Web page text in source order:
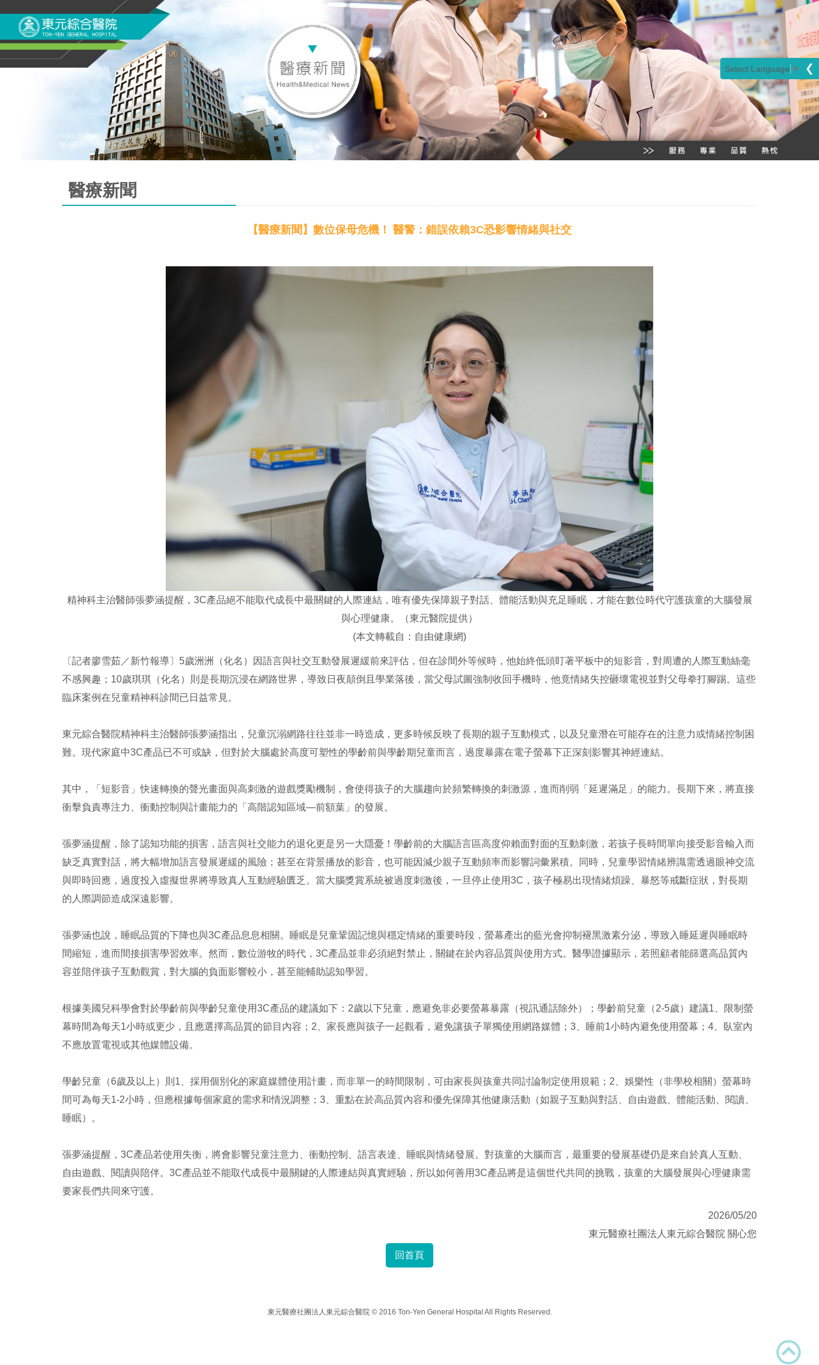
Select Language ▼ ❮
醫療新聞
【醫療新聞】數位保母危機！ 醫警：錯誤依賴3C恐影響情緒與社交
精神科主治醫師張夢涵提醒，3C產品絕不能取代成長中最關鍵的人際連結，唯有優先保障親子對話、體能活動與充足睡眠，才能在數位時代守護孩童的大腦發展
與心理健康。（東元醫院提供）
(本文轉載自： 自由健康網)
〔記者廖雪茹／新竹報導〕5歲洲洲（化名）因語言與社交互動發展遲緩前來評估，但在診間外等候時，他始終低頭盯著平板中的短影音，對周遭的人際互動絲毫
不感興趣；10歲琪琪（化名）則是長期沉浸在網路世界，導致日夜顛倒且學業落後，當父母試圖強制收回手機時，他竟情緒失控砸壞電視並對父母拳打腳踢。這些
臨床案例在兒童精神科診間已日益常見。
東元綜合醫院精神科主治醫師張夢涵指出，兒童沉溺網路往往並非一時造成，更多時候反映了長期的親子互動模式，以及兒童潛在可能存在的注意力或情緒控制困
難。現代家庭中3C產品已不可或缺，但對於大腦處於高度可塑性的學齡前與學齡期兒童而言，過度暴露在電子螢幕下正深刻影響其神經連結。
其中，「短影音」快速轉換的聲光畫面與高刺激的遊戲獎勵機制，會使得孩子的大腦趨向於頻繁轉換的刺激源，進而削弱「延遲滿足」的能力。長期下來，將直接
衝擊負責專注力、衝動控制與計畫能力的「高階認知區域—前額葉」的發展。
張夢涵提醒，除了認知功能的損害，語言與社交能力的退化更是另一大隱憂！學齡前的大腦語言區高度仰賴面對面的互動刺激，若孩子長時間單向接受影音輸入而
缺乏真實對話，將大幅增加語言發展遲緩的風險；甚至在背景播放的影音，也可能因減少親子互動頻率而影響詞彙累積。同時，兒童學習情緒辨識需透過眼神交流
與即時回應，過度投入虛擬世界將導致真人互動經驗匱乏。當大腦獎賞系統被過度刺激後，一旦停止使用3C，孩子極易出現情緒煩躁、暴怒等戒斷症狀，對長期
的人際調節造成深遠影響。
張夢涵也說，睡眠品質的下降也與3C產品息息相關。睡眠是兒童鞏固記憶與穩定情緒的重要時段，螢幕產出的藍光會抑制褪黑激素分泌，導致入睡延遲與睡眠時
間縮短，進而間接損害學習效率。然而，數位游牧的時代，3C產品並非必須絕對禁止，關鍵在於內容品質與使用方式。醫學證據顯示，若照顧者能篩選高品質內
容並陪伴孩子互動觀賞，對大腦的負面影響較小，甚至能輔助認知學習。
根據美國兒科學會對於學齡前與學齡兒童使用3C產品的建議如下：2歲以下兒童，應避免非必要螢幕暴露（視訊通話除外）；學齡前兒童（2-5歲）建議1、限制螢
幕時間為每天1小時或更少，且應選擇高品質的節目內容；2、家長應與孩子一起觀看，避免讓孩子單獨使用網路媒體；3、睡前1小時內避免使用螢幕；4、臥室內
不應放置電視或其他媒體設備。
學齡兒童（6歲及以上）則1、採用個別化的家庭媒體使用計畫，而非單一的時間限制，可由家長與孩童共同討論制定使用規範；2、娛樂性（非學校相關）螢幕時
間可為每天1-2小時，但應根據每個家庭的需求和情況調整；3、重點在於高品質內容和優先保障其他健康活動（如親子互動與對話、自由遊戲、體能活動、閱讀、
睡眠）。
張夢涵提醒，3C產品若使用失衡，將會影響兒童注意力、衝動控制、語言表達、睡眠與情緒發展。對孩童的大腦而言，最重要的發展基礎仍是來自於真人互動、
自由遊戲、閱讀與陪伴。3C產品並不能取代成長中最關鍵的人際連結與真實經驗，所以如何善用3C產品將是這個世代共同的挑戰，孩童的大腦發展與心理健康需
要家長們共同來守護。
2026/05/20
東元醫療社團法人東元綜合醫院 關心您
回首頁
東元醫療社團法人東元綜合醫院 © 2016 Ton-Yen General Hospital All Rights Reserved.